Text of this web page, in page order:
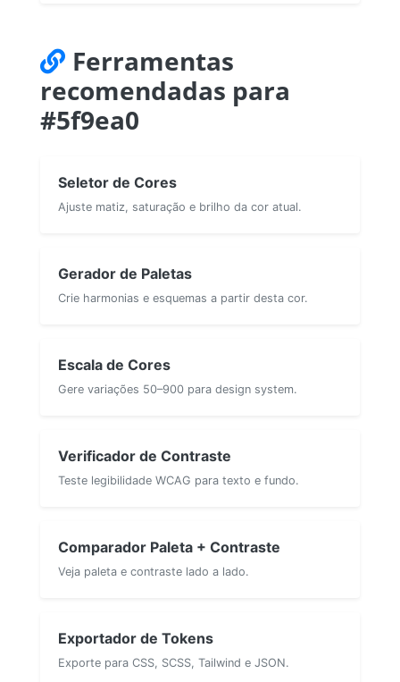
Ferramentas
recomendadas para
#5f9ea0
Seletor de Cores
Ajuste matiz, saturação e brilho da cor atual.
Gerador de Paletas
Crie harmonias e esquemas a partir desta cor.
Escala de Cores
Gere variações 50–900 para design system.
Verificador de Contraste
Teste legibilidade WCAG para texto e fundo.
Comparador Paleta + Contraste
Veja paleta e contraste lado a lado.
Exportador de Tokens
Exporte para CSS, SCSS, Tailwind e JSON.